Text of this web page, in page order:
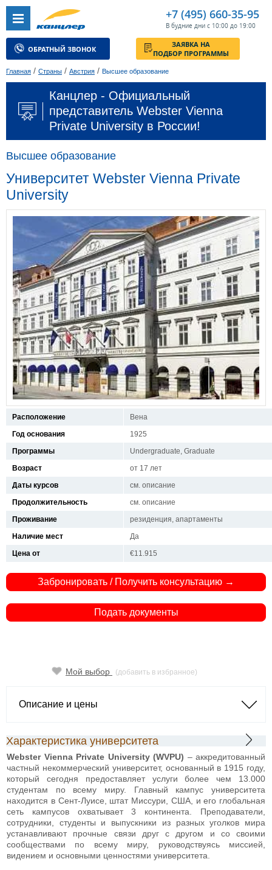
+7 (495) 660-35-95
В будние дни с 10:00 до 19:00
ОБРАТНЫЙ ЗВОНОК
ЗАЯВКА НА
ПОДБОР ПРОГРАММЫ
Главная / Страны / Австрия / Высшее образование
Канцлер - Официальный
представитель Webster Vienna
Private University в России!
Высшее образование
Университет Webster Vienna Private
University
Расположение
Вена
Год основания
1925
Программы
Undergraduate, Graduate
Возраст
от 17 лет
Даты курсов
см. описание
Продолжительность
см. описание
Проживание
резиденция, апартаменты
Наличие мест
Да
Цена от
€11.915
Забронировать / Получить консультацию →
Подать документы
Мой выбор (добавить в избранное)
Описание и цены
Характеристика университета
Webster Vienna Private University (WVPU) – аккредитованный
частный некоммерческий университет, основанный в 1915 году,
который сегодня предоставляет услуги более чем 13.000
студентам по всему миру. Главный кампус университета
находится в Сент-Луисе, штат Миссури, США, и его глобальная
сеть кампусов охватывает 3 континента. Преподаватели,
сотрудники, студенты и выпускники из разных уголков мира
устанавливают прочные связи друг с другом и со своими
сообществами по всему миру, руководствуясь миссией,
видением и основными ценностями университета.